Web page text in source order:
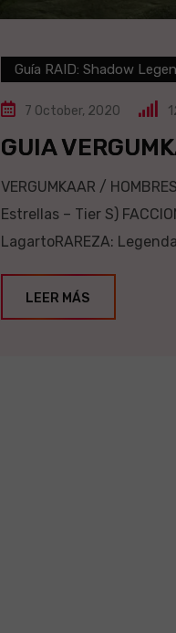
Guía RAID: Shadow
7 October, 2020
GUIA
VERGUMKAAR /
Estrellas – Tier S)
LagartoRAREZA:
LEER MÁS